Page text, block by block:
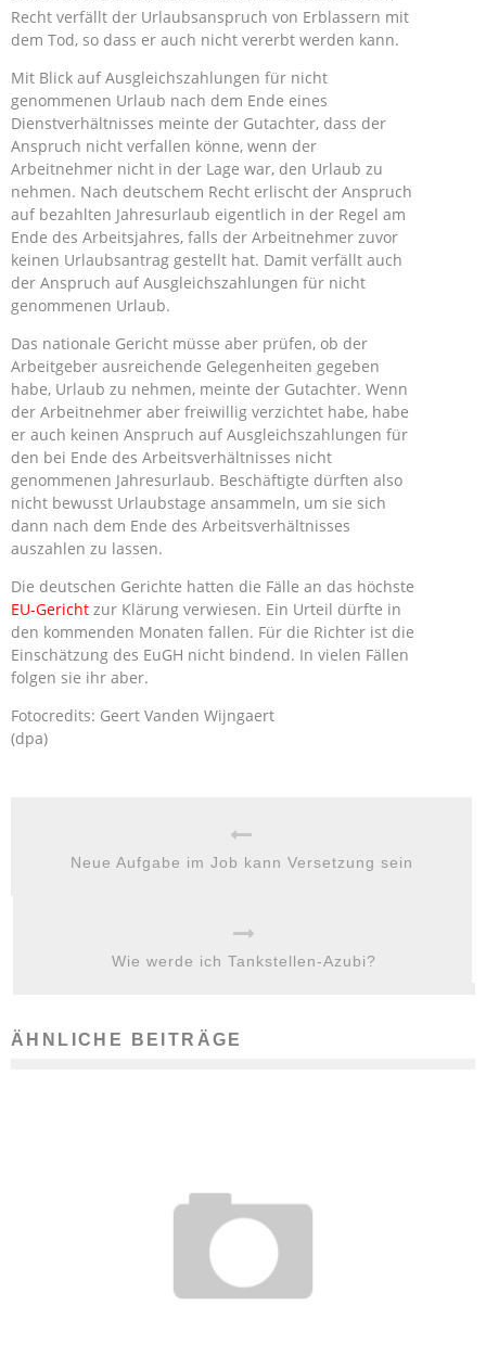
Recht verfällt der Urlaubsanspruch von Erblassern mit
dem Tod, so dass er auch nicht vererbt werden kann.
Mit Blick auf Ausgleichszahlungen für nicht
genommenen Urlaub nach dem Ende eines
Dienstverhältnisses meinte der Gutachter, dass der
Anspruch nicht verfallen könne, wenn der
Arbeitnehmer nicht in der Lage war, den Urlaub zu
nehmen. Nach deutschem Recht erlischt der Anspruch
auf bezahlten Jahresurlaub eigentlich in der Regel am
Ende des Arbeitsjahres, falls der Arbeitnehmer zuvor
keinen Urlaubsantrag gestellt hat. Damit verfällt auch
der Anspruch auf Ausgleichszahlungen für nicht
genommenen Urlaub.
Das nationale Gericht müsse aber prüfen, ob der
Arbeitgeber ausreichende Gelegenheiten gegeben
habe, Urlaub zu nehmen, meinte der Gutachter. Wenn
der Arbeitnehmer aber freiwillig verzichtet habe, habe
er auch keinen Anspruch auf Ausgleichszahlungen für
den bei Ende des Arbeitsverhältnisses nicht
genommenen Jahresurlaub. Beschäftigte dürften also
nicht bewusst Urlaubstage ansammeln, um sie sich
dann nach dem Ende des Arbeitsverhältnisses
auszahlen zu lassen.
Die deutschen Gerichte hatten die Fälle an das höchste
EU-Gericht zur Klärung verwiesen. Ein Urteil dürfte in
den kommenden Monaten fallen. Für die Richter ist die
Einschätzung des EuGH nicht bindend. In vielen Fällen
folgen sie ihr aber.
Fotocredits: Geert Vanden Wijngaert
(dpa)
Neue Aufgabe im Job kann Versetzung sein
Wie werde ich Tankstellen-Azubi?
ÄHNLICHE BEITRÄGE